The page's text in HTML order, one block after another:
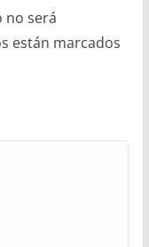
no será
están marcados